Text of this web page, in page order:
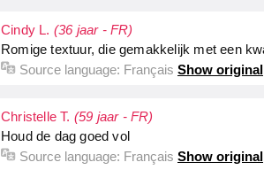
Cindy L. (36 jaar - FR)
Romige textuur, die gemakkelijk met een
Source language: Français Show original
Christelle T. (59 jaar - FR)
Houd de dag goed vol
Source language: Français Show original